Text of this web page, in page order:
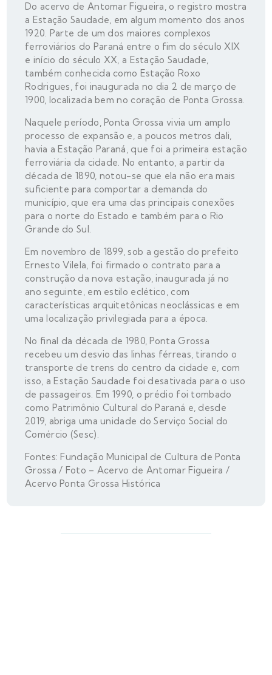
Do acervo de Antomar Figueira, o registro mostra
a Estação Saudade, em algum momento dos anos
1920. Parte de um dos maiores complexos
ferroviários do Paraná entre o fim do século XIX
e início do século XX, a Estação Saudade,
também conhecida como Estação Roxo
Rodrigues, foi inaugurada no dia 2 de março de
1900, localizada bem no coração de Ponta Grossa.
Naquele período, Ponta Grossa vivia um amplo
processo de expansão e, a poucos metros dali,
havia a Estação Paraná, que foi a primeira estação
ferroviária da cidade. No entanto, a partir da
década de 1890, notou-se que ela não era mais
suficiente para comportar a demanda do
município, que era uma das principais conexões
para o norte do Estado e também para o Rio
Grande do Sul.
Em novembro de 1899, sob a gestão do prefeito
Ernesto Vilela, foi firmado o contrato para a
construção da nova estação, inaugurada já no
ano seguinte, em estilo eclético, com
características arquitetônicas neoclássicas e em
uma localização privilegiada para a época.
No final da década de 1980, Ponta Grossa
recebeu um desvio das linhas férreas, tirando o
transporte de trens do centro da cidade e, com
isso, a Estação Saudade foi desativada para o uso
de passageiros. Em 1990, o prédio foi tombado
como Patrimônio Cultural do Paraná e, desde
2019, abriga uma unidade do Serviço Social do
Comércio (Sesc).
Fontes: Fundação Municipal de Cultura de Ponta
Grossa / Foto – Acervo de Antomar Figueira /
Acervo Ponta Grossa Histórica